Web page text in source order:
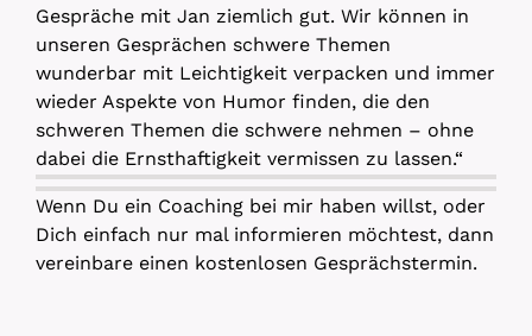
Gespräche mit Jan ziemlich gut. Wir können in
unseren Gesprächen schwere Themen
wunderbar mit Leichtigkeit verpacken und immer
wieder Aspekte von Humor finden, die den
schweren Themen die schwere nehmen – ohne
dabei die Ernsthaftigkeit vermissen zu lassen.“
Wenn Du ein Coaching bei mir haben willst, oder
Dich einfach nur mal informieren möchtest, dann
vereinbare einen kostenlosen Gesprächstermin.